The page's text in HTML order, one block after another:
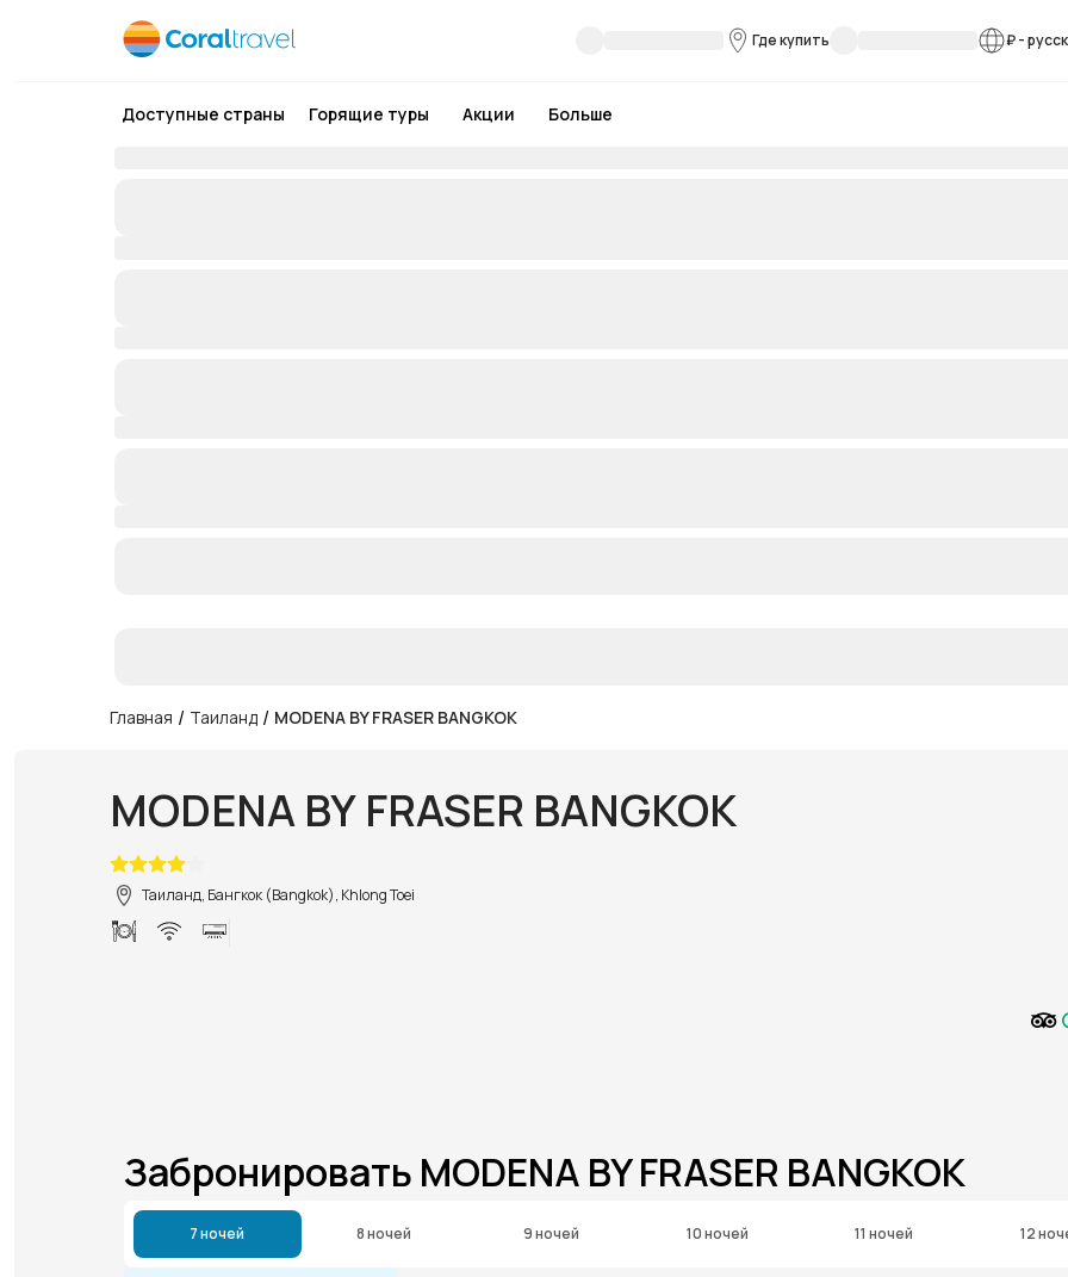
Где купить ₽-
Доступные страны Горящие туры Акции Больше
Главная / Таиланд / MODENA BY FRASER BANGKOK
MODENA BY FRASER BANGKOK
Таиланд, Бангкок (Bangkok), Khlong Toei
Забронировать MODENA BY FRASER BANGKOK
7 ночей 8 ночей 9 ночей 10 ночей 11 ночей 12